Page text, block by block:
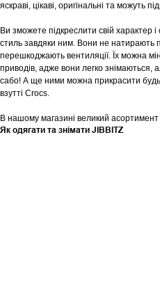
яскраві, цікаві, оригінальні та можуть
Ви зможете підкреслити свій характер
стиль завдяки ним. Вони не натирають
перешкоджають вентиляції. Їх можна
приводів, адже вони легко знімаються,
сабо! А ще ними можна прикрасити
взутті Crocs.
В нашому магазині великий асортимент
Як одягати та знімати JIBBITZ